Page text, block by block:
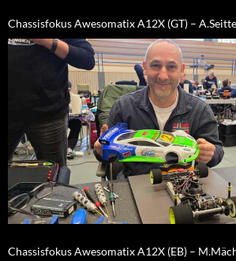
Chassisfokus Awesomatix A12X (GT) –
Chassisfokus Awesomatix A12X (EB) –